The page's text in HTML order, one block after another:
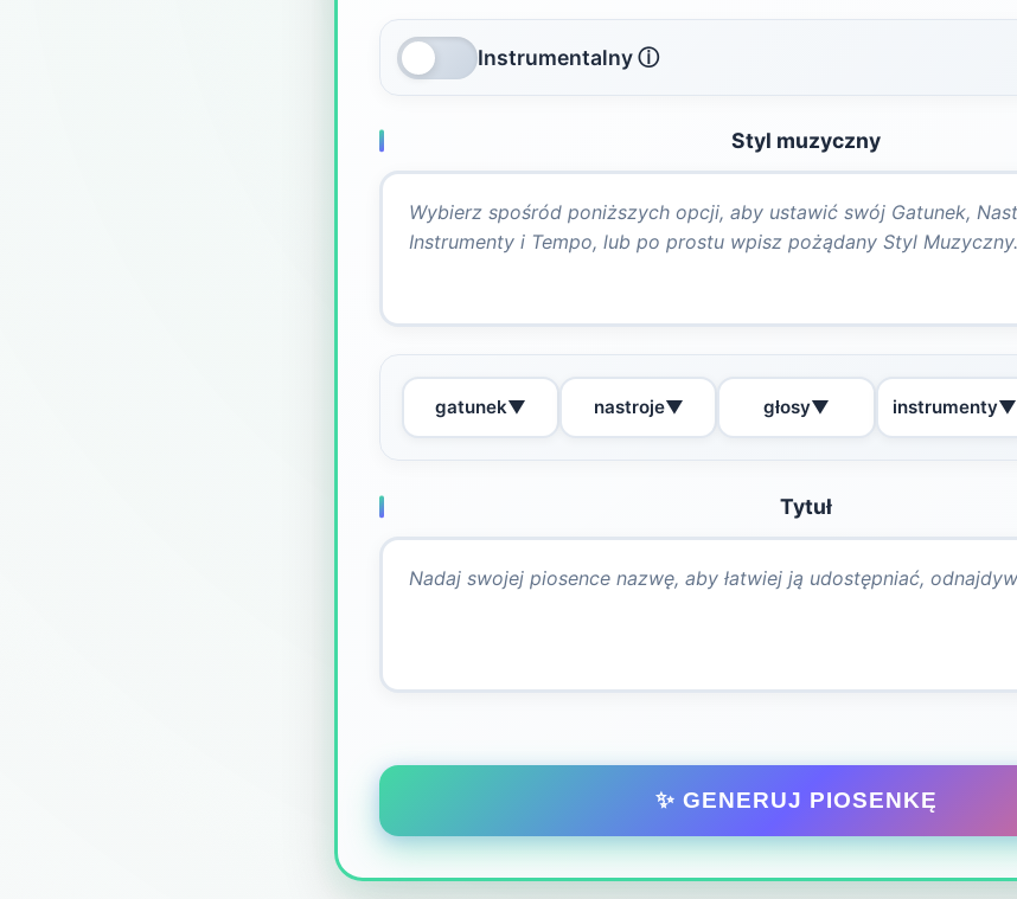
Instrumentalny ⓘ
Styl muzyczny
gatunek▼ nastroje▼ głosy▼ instrumenty▼
Tytuł
✨ GENERUJ PIOSENKĘ